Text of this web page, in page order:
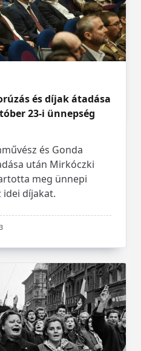
emlékeztek
’56 hőseire
annál szebb
és díjak átadása
23-i ünnepség
és Gonda
után Mirkóczki
meg ünnepi
idei díjakat.